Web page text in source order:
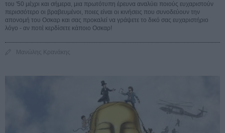
του '50 μέχρι και σήμερα, μια πρωτότυπη έρευνα αναλύει ποιούς ευχαριστούν
περισσότερο οι βραβευμένοι, ποιες είναι οι κινήσεις που συνοδεύουν την
απονομή του Οσκαρ και σας προκαλεί να γράψετε το δικό σας ευχαριστήριο
λόγο - αν ποτέ κερδίσετε κάποιο Οσκαρ!
Μανώλης Κρανάκης